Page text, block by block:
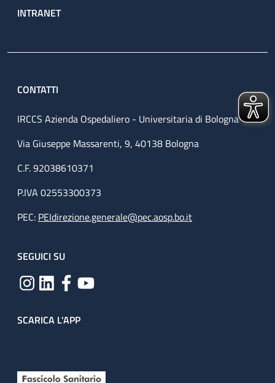
INTRANET
CONTATTI
IRCCS Azienda Ospedaliero - Universitaria di Bologna
Via Giuseppe Massarenti, 9, 40138 Bologna
C.F. 92038610371
P.IVA 02553300373
PEC: PEIdirezione.generale@pec.aosp.bo.it
SEGUICI SU
SCARICA L'APP